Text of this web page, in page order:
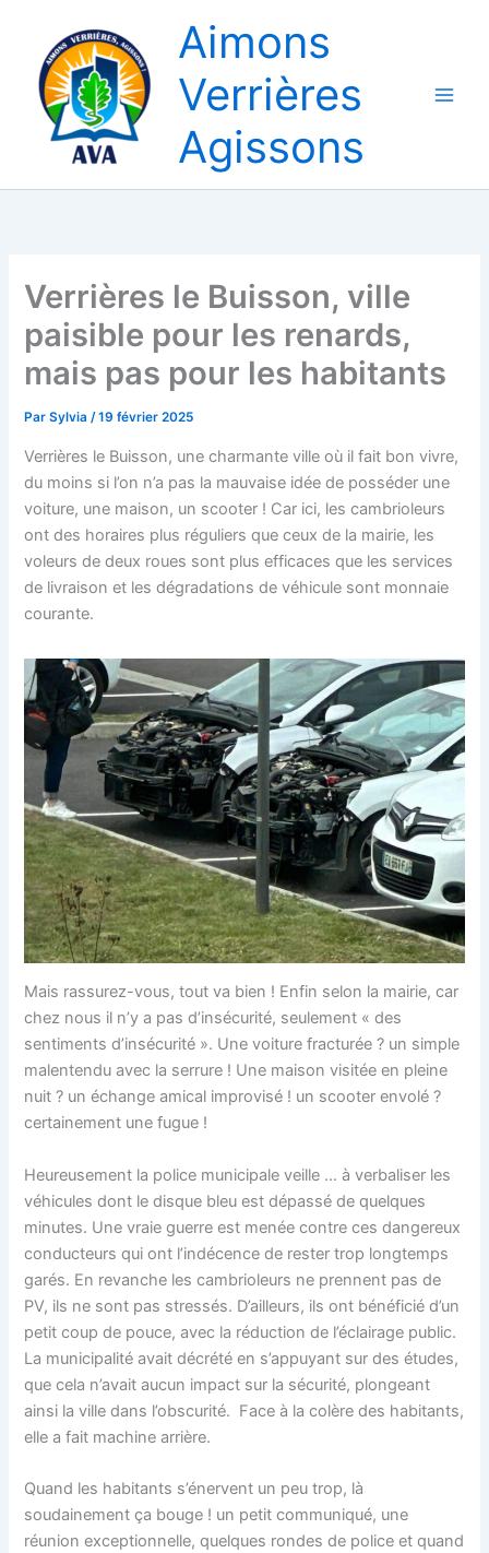
contenu
Aimons
Verrières
Agissons
Verrières le Buisson, ville
paisible pour les renards,
mais pas pour les habitants
ParSylvia/19 février 2025
Verrières le Buisson, une charmante ville où il fait bon vivre,
du moins si l’on n’a pas la mauvaise idée de posséder une
voiture, une maison, un scooter ! Car ici, les cambrioleurs
ont des horaires plus réguliers que ceux de la mairie, les
voleurs de deux roues sont plus efficaces que les services
de livraison et les dégradations de véhicule sont monnaie
courante.
Mais rassurez-vous, tout va bien ! Enfin selon la mairie, car
chez nous il n’y a pas d’insécurité, seulement « des
sentiments d’insécurité ». Une voiture fracturée ? un simple
malentendu avec la serrure ! Une maison visitée en pleine
nuit ? un échange amical improvisé ! un scooter envolé ?
certainement une fugue !
Heureusement la police municipale veille … à verbaliser les
véhicules dont le disque bleu est dépassé de quelques
minutes. Une vraie guerre est menée contre ces dangereux
conducteurs qui ont l’indécence de rester trop longtemps
garés. En revanche les cambrioleurs ne prennent pas de
PV, ils ne sont pas stressés. D’ailleurs, ils ont bénéficié d’un
petit coup de pouce, avec la réduction de l’éclairage public.
La municipalité avait décrété en s’appuyant sur des études,
que cela n’avait aucun impact sur la sécurité, plongeant
ainsi la ville dans l’obscurité. Face à la colère des habitants,
elle a fait machine arrière.
Quand les habitants s’énervent un peu trop, là
soudainement ça bouge ! un petit communiqué, une
réunion exceptionnelle, quelques rondes de police et quand